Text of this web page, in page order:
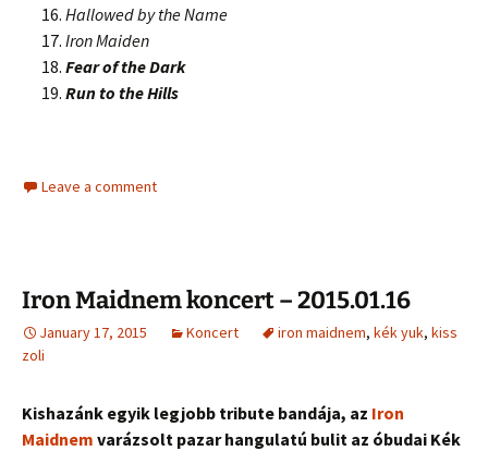
Hallowed by the Name
Iron Maiden
Fear of the Dark
Run to the Hills
Leave a comment
Iron Maidnem koncert – 2015.01.16
January 17, 2015 Koncert iron maidnem, kék yuk, kiss
zoli
Kishazánk egyik legjobb tribute bandája, az Iron
Maidnem varázsolt pazar hangulatú bulit az óbudai Kék